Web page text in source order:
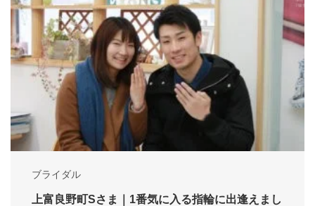
ブライダル
上富良野町Sさま｜1番気に入る指輪に出逢えまし